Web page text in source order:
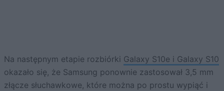
Na następnym etapie rozbiórki Galaxy S10e i Galaxy S10
okazało się, że Samsung ponownie zastosował 3,5 mm
złącze słuchawkowe, które można po prostu wypiąć i